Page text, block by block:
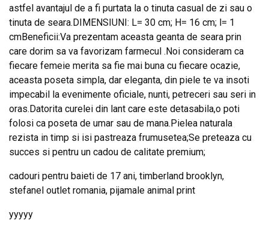
astfel avantajul de a fi purtata la o tinuta casual de zi sau o
tinuta de seara.DIMENSIUNI: L= 30 cm; H= 16 cm; l= 1
cmBeneficii:Va prezentam aceasta geanta de seara prin
care dorim sa va favorizam farmecul .Noi consideram ca
fiecare femeie merita sa fie mai buna cu fiecare ocazie,
aceasta poseta simpla, dar eleganta, din piele te va insoti
impecabil la evenimente oficiale, nunti, petreceri sau seri in
oras.Datorita curelei din lant care este detasabila,o poti
folosi ca poseta de umar sau de mana.Pielea naturala
rezista in timp si isi pastreaza frumusetea;Se preteaza cu
succes si pentru un cadou de calitate premium;
cadouri pentru baieti de 17 ani, timberland brooklyn,
stefanel outlet romania, pijamale animal print
yyyyy